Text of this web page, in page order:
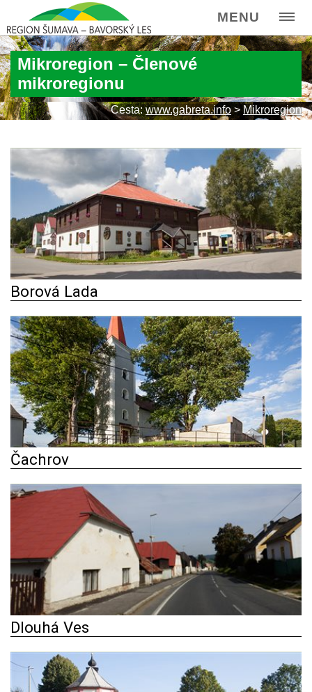
MENU
Mikroregion – Členové
mikroregionu
Cesta:www.gabreta.info> Mikroregion
Borová Lada
Čachrov
Dlouhá Ves